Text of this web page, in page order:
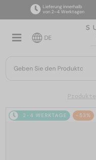
Lieferung innerhalb
von 2–4 Werktagen
DE
Produkte
2-4 WERKTAGE -53%